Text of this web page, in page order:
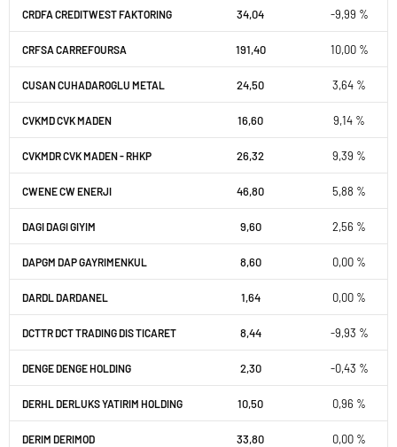
CRDFA CREDITWEST FAKTORING 34,04 -9,99 %
CRFSA CARREFOURSA 191,40 10,00 %
CUSAN CUHADAROGLU METAL 24,50 3,64 %
CVKMD CVK MADEN 16,60 9,14 %
CVKMDR CVK MADEN - RHKP 26,32 9,39 %
CWENE CW ENERJI 46,80 5,88 %
DAGI DAGI GIYIM 9,60 2,56 %
DAPGM DAP GAYRIMENKUL 8,60 0,00 %
DARDL DARDANEL 1,64 0,00 %
DCTTR DCT TRADING DIS TICARET 8,44 -9,93 %
DENGE DENGE HOLDING 2,30 -0,43 %
DERHL DERLUKS YATIRIM HOLDING 10,50 0,96 %
DERIM DERIMOD 33,80 0,00 %